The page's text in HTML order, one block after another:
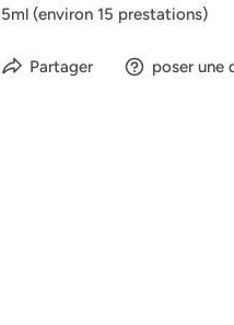
5ml (environ 15 prestations)
Partager poser une